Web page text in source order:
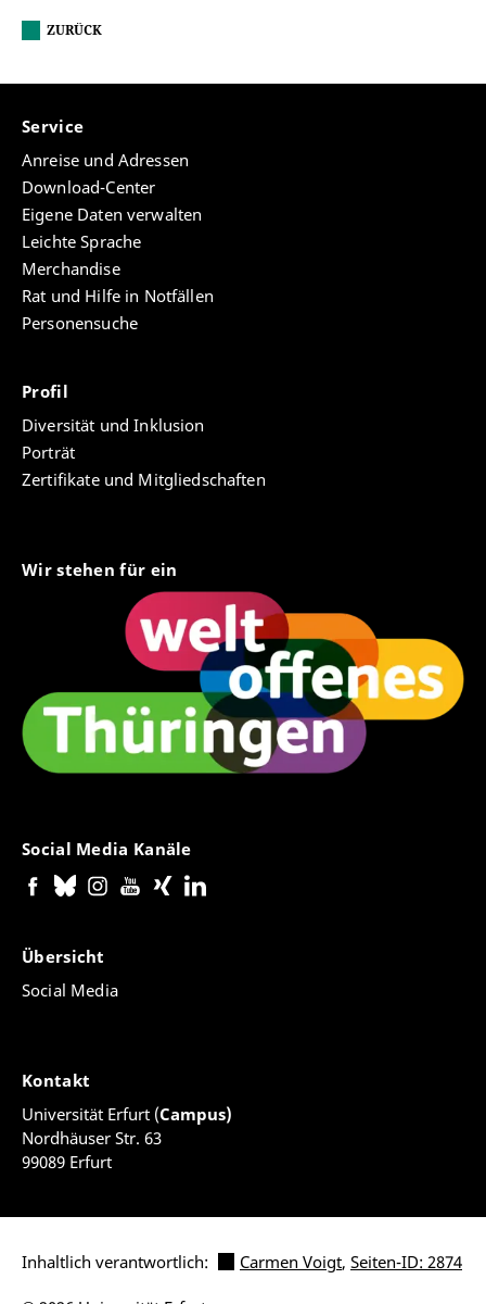
ZURÜCK
Service
Anreise und Adressen
Download-Center
Eigene Daten verwalten
Leichte Sprache
Merchandise
Rat und Hilfe in Notfällen
Personensuche
Profil
Diversität und Inklusion
Porträt
Zertifikate und Mitgliedschaften
Wir stehen für ein
Social Media Kanäle
Übersicht
Social Media
Kontakt
Universität Erfurt (Campus)
Nordhäuser Str. 63
99089 Erfurt
Inhaltlich verantwortlich: Carmen Voigt, Seiten-ID: 2874